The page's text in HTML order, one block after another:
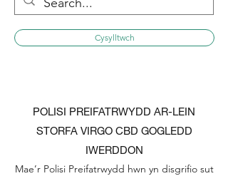
Cysylltwch
POLISI PREIFATRWYDD AR-LEIN
STORFA VIRGO CBD GOGLEDD
IWERDDON
Mae’r Polisi Preifatrwydd hwn yn disgrifio sut